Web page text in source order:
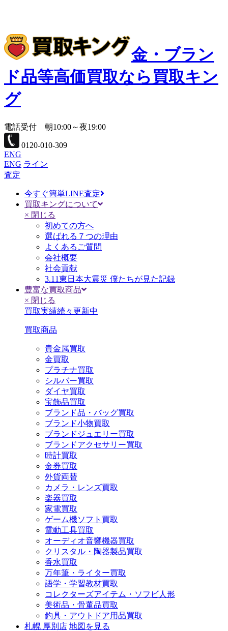
金・ブラン
ド品等高価買取なら買取キン
グ
電話受付 朝10:00～夜19:00
0120-010-309
ENG
ENG ライン
査定
今すぐ簡単LINE査定
買取キングについて
× 閉じる
初めての方へ
選ばれる７つの理由
よくあるご質問
会社概要
社会貢献
3.11東日本大震災 僕たちが見た記録
豊富な買取商品
× 閉じる
買取実績続々更新中
買取商品
貴金属買取
金買取
プラチナ買取
シルバー買取
ダイヤ買取
宝飾品買取
ブランド品・バッグ買取
ブランド小物買取
ブランドジュエリー買取
ブランドアクセサリー買取
時計買取
金券買取
外貨両替
カメラ・レンズ買取
楽器買取
家電買取
ゲーム機ソフト買取
電動工具買取
オーディオ音響機器買取
クリスタル・陶器製品買取
香水買取
万年筆・ライター買取
語学・学習教材買取
コレクターズアイテム・ソフビ人形
美術品・骨董品買取
釣具・アウトドア用品買取
札幌 厚別店 地図を見る